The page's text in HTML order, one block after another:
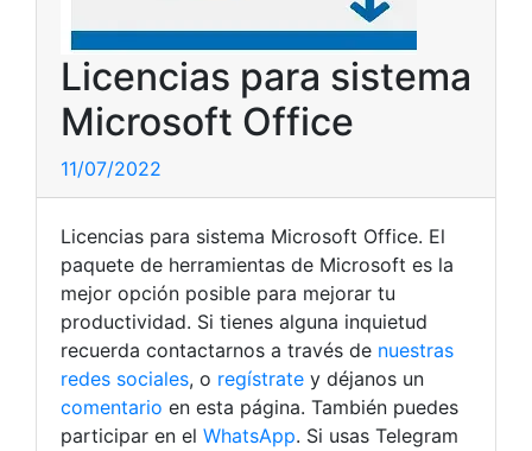
Licencias para sistema
Microsoft Office
11/07/2022
Licencias para sistema Microsoft Office. El
paquete de herramientas de Microsoft es la
mejor opción posible para mejorar tu
productividad. Si tienes alguna inquietud
recuerda contactarnos a través de nuestras
redes sociales, o regístrate y déjanos un
comentario en esta página. También puedes
participar en el WhatsApp. Si usas Telegram